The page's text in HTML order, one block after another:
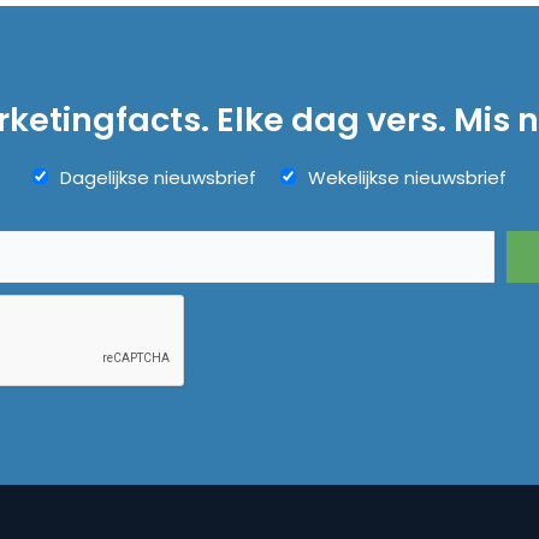
Elke dag vers. Mis
Dagelijkse nieuwsbrief Wekelijkse nieuwsbrief